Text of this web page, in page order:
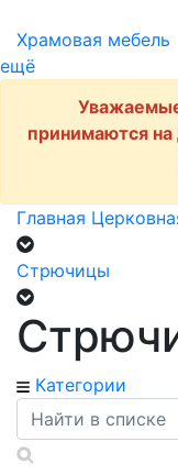
Храмовая мебель
ещё
принимаются на
Главная
Стрючицы
Категории